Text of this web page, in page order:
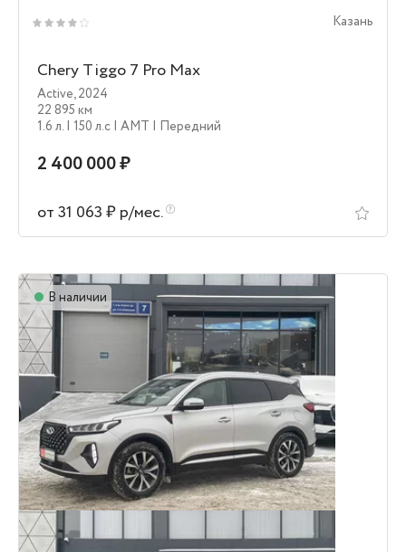
Казань
Chery Tiggo 7 Pro Max
Active,2024
22 895 км
1.6 л. | 150 л.c | AMT | Передний
2 400 000 ₽
от 31 063 ₽ р/мес.
В наличии